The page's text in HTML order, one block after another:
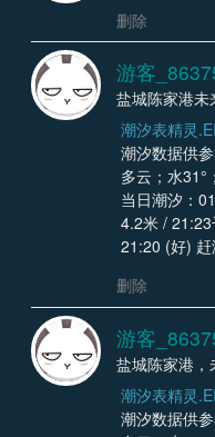
删除
游客
盐城陈家港未
潮汐表精灵.EI
潮汐数据供
多云；水31°
当日潮汐：
4.2米 /
21:20 (好) 赶
删除
游客
盐城陈家港
潮汐表精灵.EI
潮汐数据供